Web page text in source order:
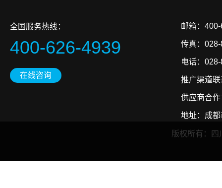
全国服务热线：
400-626-4939
在线咨询
邮箱：
传真：
电话：
推广渠道
供应商合
地址：成
版权所有：四